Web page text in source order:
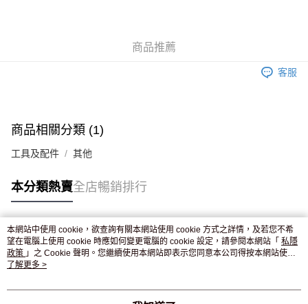
付款後門市自取，訂單確認後2-4個工作天到店，7天內取。逾期後
商品推薦
客服
商品相關分類 (1)
工具及配件 其他
本分類熱賣全店暢銷排行
熱門標籤
熱銷排行
本網站中使用 cookie，欲查詢有關本網站使用 cookie 方式之詳情，及若您不希
望在電腦上使用 cookie 時應如何變更電腦的 cookie 設定，請參閱本網站「 私隱
政策 」之 Cookie 聲明。您繼續使用本網站即表示您同意本公司得按本網站使用
條款之 Cookie 聲明使用 cookie。
了解更多 >